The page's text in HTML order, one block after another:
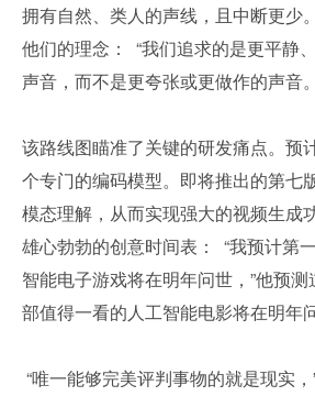
拥有自然、类人的声线，且中断更少
他们的理念：  “我们追求的是更平静
声音，而不是更夸张或更做作的声音
该路线图瞄准了关键的研发痛点。预
个专门的编码模型。即将推出的第七
模态理解，从而实现强大的视频生成
雄心勃勃的创意时间表：  “我预计第
智能电子游戏将在明年问世，”他预测
部值得一看的人工智能电影将在明年
“唯一能够完美评判事物的就是现实